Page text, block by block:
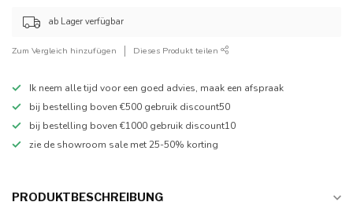
ab Lager verfügbar
Zum Vergleich hinzufügen Dieses Produkt teilen
Ik neem alle tijd voor een goed advies, maak een afspraak
bij bestelling boven €500 gebruik discount50
bij bestelling boven €1000 gebruik discount10
zie de showroom sale met 25-50% korting
PRODUKTBESCHREIBUNG